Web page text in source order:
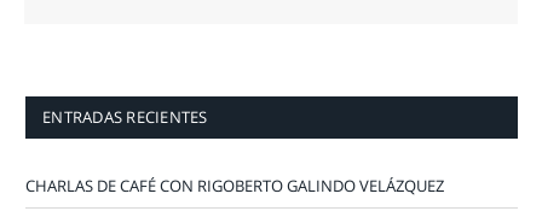
ENTRADAS RECIENTES
CHARLAS DE CAFÉ CON RIGOBERTO GALINDO VELÁZQUEZ